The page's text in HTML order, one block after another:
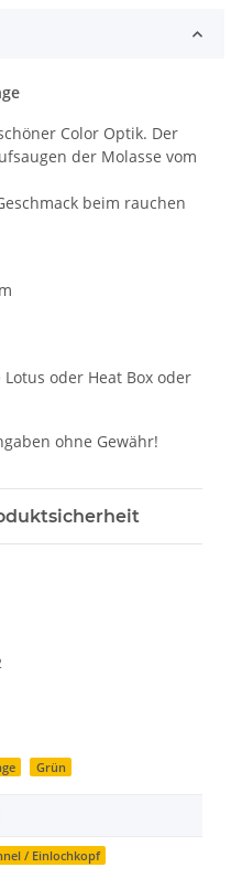
Color Optik. Der
der Molasse vom
beim rauchen
oder Heat Box oder
ohne Gewähr!
Grün
/ Einlochkopf